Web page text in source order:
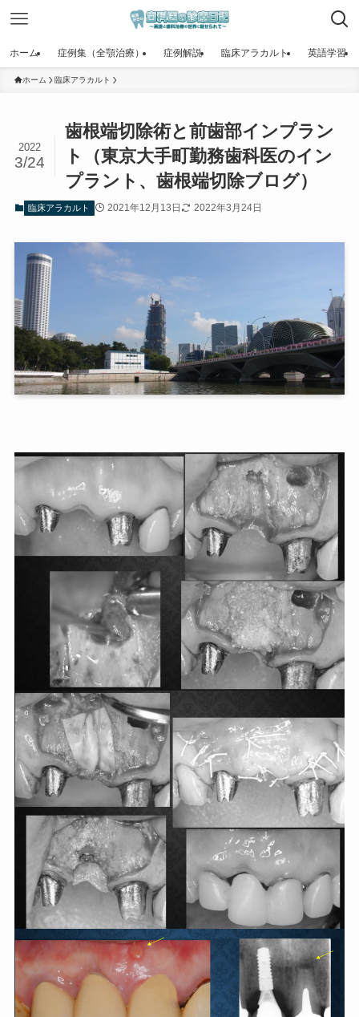
ホーム 症例集（全顎治療） 症例解説 臨床アラカルト 英語学習
ホーム 臨床アラカルト
歯根端切除術と前歯部インプラン
ト（東京大手町勤務歯科医のイン
プラント、歯根端切除ブログ）
2022
3/24
臨床アラカルト 2021年12月13日 2022年3月24日